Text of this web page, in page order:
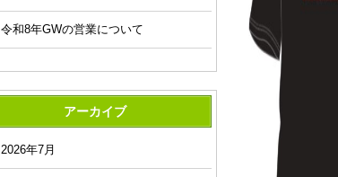
令和8年GWの営業について
アーカイブ
2026年7月